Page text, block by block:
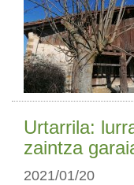
Urtarrila:
zaintza
2021/01/20